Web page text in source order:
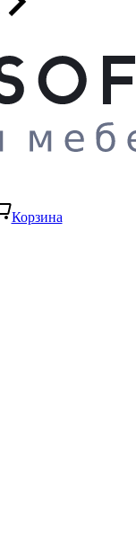
Корзина